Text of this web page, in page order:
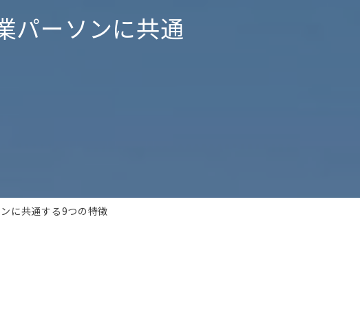
パーソンに共通
に共通する9つの特徴